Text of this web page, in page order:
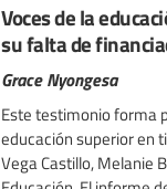
Voces de la
su falta de
Grace Nyongesa
Este testimonio forma
educación superior en
Vega Castillo, Melanie